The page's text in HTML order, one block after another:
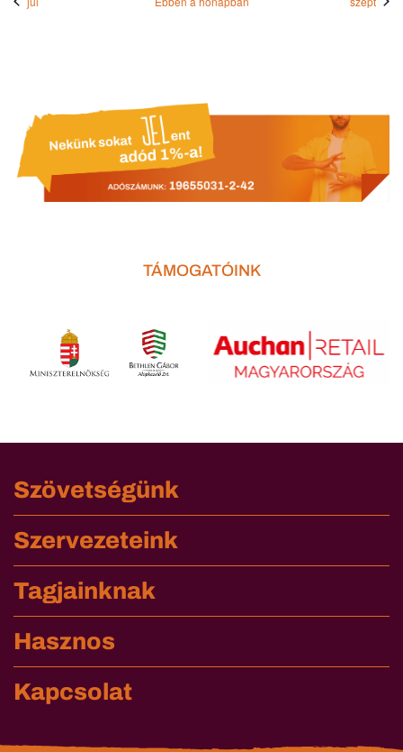
TÁMOGATÓINK
Szövetségünk
Szervezeteink
Tagjainknak
Hasznos
Kapcsolat